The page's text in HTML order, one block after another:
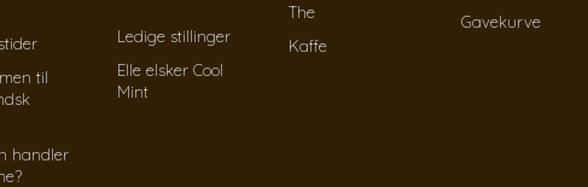
til
handler
Ledige stillinger
Elle elsker Cool
Mint
The
Kaffe
Gavekurve